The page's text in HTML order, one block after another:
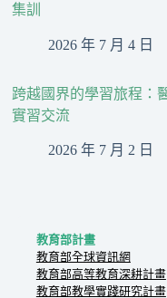
集訓
2026 年 7 月 4 日
跨越國界的學習旅程：
實習交流
2026 年 7 月 2 日
教育部計畫
教育部全球資訊網
教育部高等教育深耕計畫
教育部教學實踐研究計畫